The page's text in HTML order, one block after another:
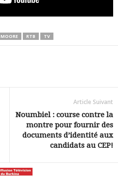
MOORE RTB TV
Article Suivant
Noumbiel : course contre la
montre pour fournir des
documents d’identité aux
candidats au CEP!